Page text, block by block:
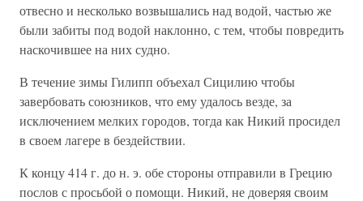
отвесно и несколько возвышались над водой, частью же
были забиты под водой наклонно, с тем, чтобы повредить
наскочившее на них судно.
В течение зимы Гилипп объехал Сицилию чтобы
завербовать союзников, что ему удалось везде, за
исключением мелких городов, тогда как Никий просидел
в своем лагере в бездействии.
К концу 414 г. до н. э. обе стороны отправили в Грецию
послов с просьбой о помощи. Никий, не доверяя своим